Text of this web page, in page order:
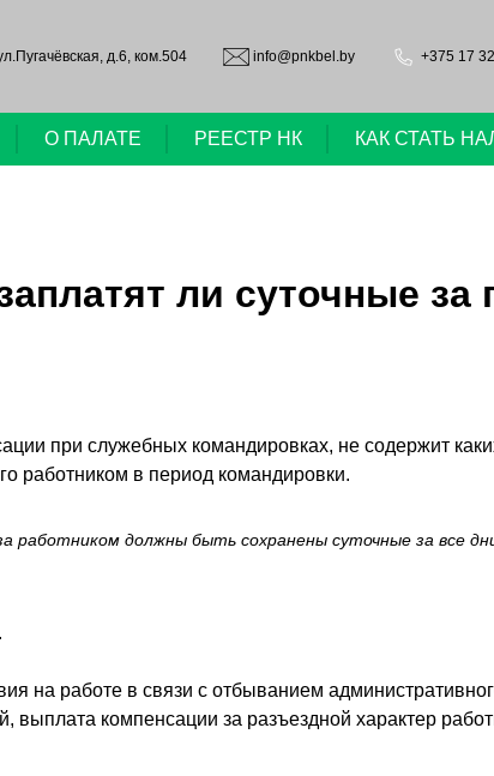
д.6, ком.504 info@pnkbel.by +375 17
О ПАЛАТЕ РЕЕСТР НК КАК СТАТЬ
ли суточные за
при служебных командировках, не содержит
работником в период командировки.
работником должны быть сохранены суточные за все
на работе в связи с отбыванием
выплата компенсации за разъездной характер